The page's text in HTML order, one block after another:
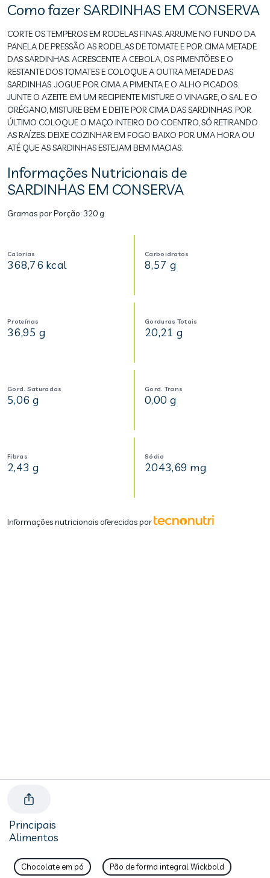
Como fazer SARDINHAS EM CONSERVA
CORTE OS TEMPEROS EM RODELAS FINAS. ARRUME NO FUNDO DA
PANELA DE PRESSÃO AS RODELAS DE TOMATE E POR CIMA METADE
DAS SARDINHAS. ACRESCENTE A CEBOLA, OS PIMENTÕES E O
RESTANTE DOS TOMATES E COLOQUE A OUTRA METADE DAS
SARDINHAS. JOGUE POR CIMA A PIMENTA E O ALHO PICADOS.
JUNTE O AZEITE. EM UM RECIPIENTE MISTURE O VINAGRE, O SAL E O
ORÉGANO, MISTURE BEM E DEITE POR CIMA DAS SARDINHAS. POR
ÚLTIMO COLOQUE O MAÇO INTEIRO DO COENTRO, SÓ RETIRANDO
AS RAÍZES. DEIXE COZINHAR EM FOGO BAIXO POR UMA HORA OU
ATÉ QUE AS SARDINHAS ESTEJAM BEM MACIAS.
Informações Nutricionais de
SARDINHAS EM CONSERVA
Gramas por Porção:320 g
Calorias
368,76 kcal
Carboidratos
8,57 g
Proteínas
36,95 g
Gorduras Totais
20,21 g
Gord. Saturadas
5,06 g
Gord. Trans
0,00 g
Fibras
2,43 g
Sódio
2043,69 mg
Informações nutricionais oferecidas por
Principais
Alimentos
Chocolate em pó Pão de forma integral Wickbold